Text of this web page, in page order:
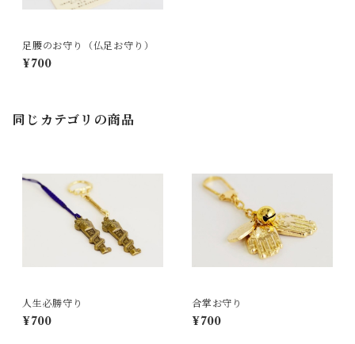
足腰のお守り（仏足お守り）
¥700
同じカテゴリの商品
人生必勝守り
¥700
合掌お守り
¥700